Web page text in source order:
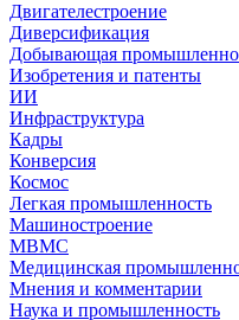
Двигателестроение
Диверсификация
Добывающая
Изобретения и патенты
ИИ
Инфраструктура
Кадры
Конверсия
Космос
Легкая промышленность
Машиностроение
МВМС
Медицинская
Мнения и комментарии
Наука и промышленность